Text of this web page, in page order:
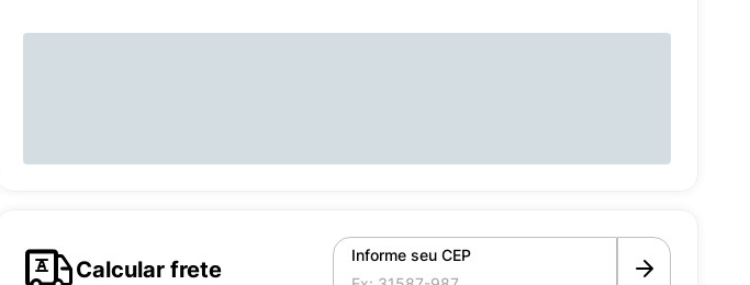
Calcular frete
Informe seu CEP